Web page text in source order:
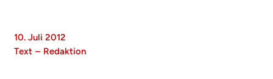
10. Juli 2012
Text – Redaktion